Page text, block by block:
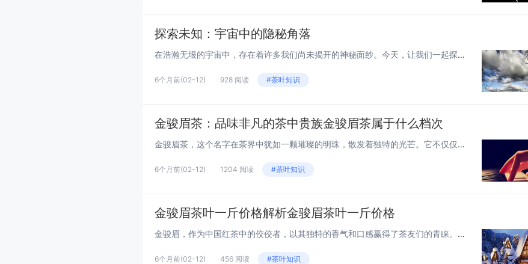
探索未知：宇宙中的隐秘角落
在浩瀚无垠的宇宙中，存在着许多我们尚未揭开的神秘面纱。今天，让我们一起探索那些隐秘的角落，感受宇宙的无限魅力。 暗物质：宇宙的隐形守护者 暗物质是宇宙中最神秘的组成部分之一。虽然我们无法直接观测到它，但它的存在对我们理解宇宙的演化至关重要...
6个月前(02-12) 928 阅读 #茶叶知识
金骏眉茶：品味非凡的茶中贵族金骏眉茶属于什么档次
金骏眉茶，这个名字在茶界中犹如一颗璀璨的明珠，散发着独特的光芒。它不仅仅是一种茶叶，更是一种文化的象征，一种品位的体现。那么，金骏眉茶究竟属于什么档次呢？让我们一起揭开它的神秘面纱。 金骏眉茶的起源 金骏眉茶源自中国福建省武夷山，是正山小...
6个月前(02-12) 1204 阅读 #茶叶知识
金骏眉茶叶一斤价格解析金骏眉茶叶一斤价格
金骏眉，作为中国红茶中的佼佼者，以其独特的香气和口感赢得了茶友们的青睐。然而，关于金骏眉茶叶一斤的价格，市场上却有着不同的价格区间，这往往让许多消费者感到困惑。本文将深入探讨金骏眉茶叶一斤价格的影响因素，并给出合理的价格参考。 1. 金骏...
6个月前(02-12) 456 阅读 #茶叶知识